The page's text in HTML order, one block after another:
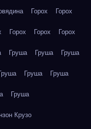
Горох Горох
Горох Горох Горох
Груша Груша Груша
Груша Груша
Груша
Крузо